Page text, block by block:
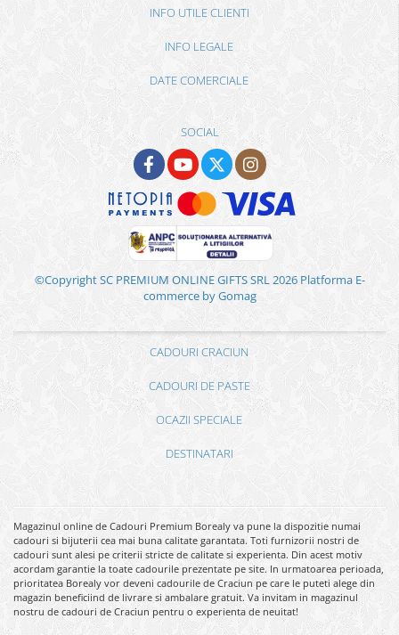
INFO UTILE CLIENTI
INFO LEGALE
DATE COMERCIALE
SOCIAL
©Copyright SC PREMIUM ONLINE GIFTS SRL 2026 Platforma E-
commerce by Gomag
CADOURI CRACIUN
CADOURI DE PASTE
OCAZII SPECIALE
DESTINATARI
Magazinul online de Cadouri Premium Borealy va pune la dispozitie numai
cadouri si bijuterii cea mai buna calitate garantata. Toti furnizorii nostri de
cadouri sunt alesi pe criterii stricte de calitate si experienta. Din acest motiv
acordam garantie la toate cadourile prezentate pe site. In urmatoarea perioada,
prioritatea Borealy vor deveni cadourile de Craciun pe care le puteti alege din
magazin beneficiind de livrare si ambalare gratuit. Va invitam in magazinul
nostru de cadouri de Craciun pentru o experienta de neuitat!